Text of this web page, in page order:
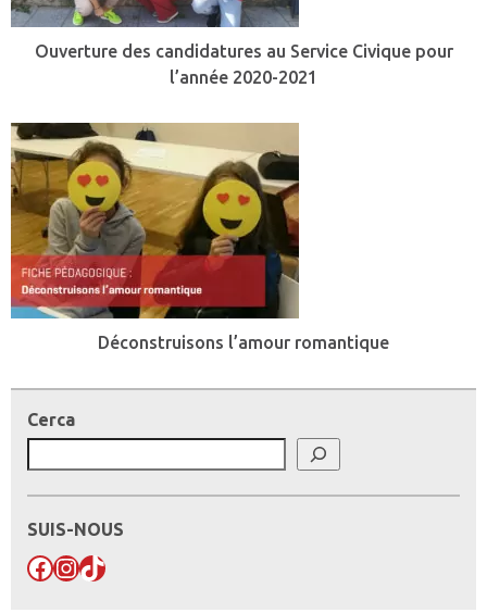
Ouverture des candidatures au Service Civique pour
l’année 2020-2021
Déconstruisons l’amour romantique
Cerca
SUIS-NOUS
Facebook
Instagram
TikTok